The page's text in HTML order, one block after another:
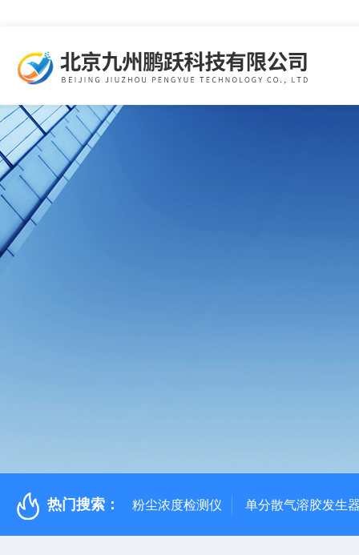
热门搜索： 粉尘浓度检测仪 单分散气溶胶发生